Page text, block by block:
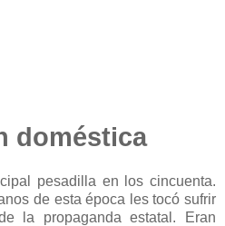
doméstica
pesadilla en los cincuenta.
de esta época les tocó sufrir
la propaganda estatal. Eran